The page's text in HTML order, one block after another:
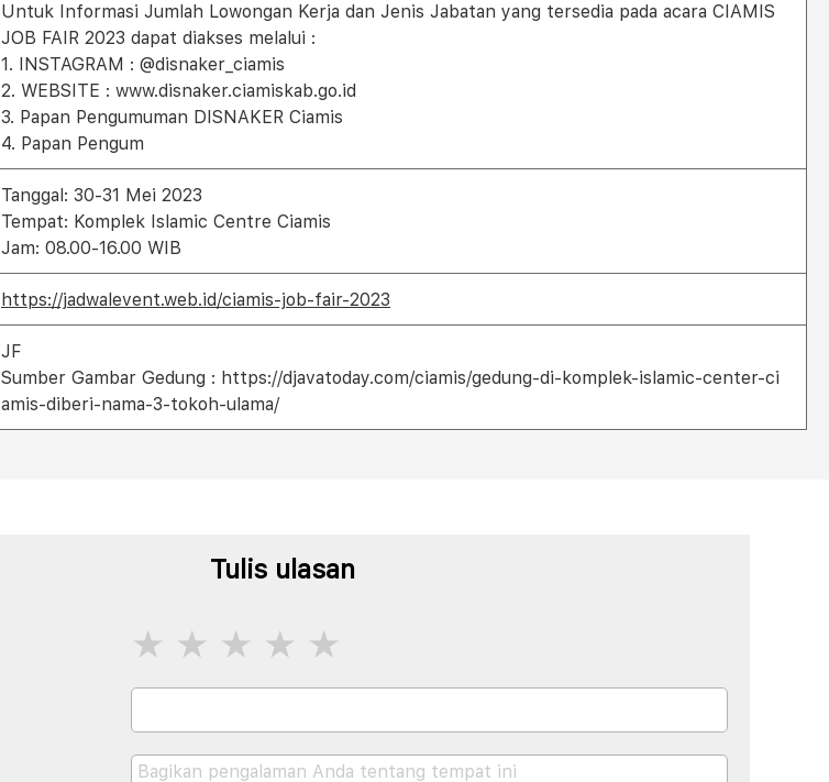
Untuk Informasi Jumlah Lowongan Kerja dan Jenis Jabatan yang tersedia pada acara CIAMIS
JOB FAIR 2023 dapat diakses melalui :
1. INSTAGRAM : @disnaker_ciamis
2. WEBSITE : www.disnaker.ciamiskab.go.id
3. Papan Pengumuman DISNAKER Ciamis
4. Papan Pengum
Tanggal: 30-31 Mei 2023
Tempat: Komplek Islamic Centre Ciamis
Jam: 08.00-16.00 WIB
https://jadwalevent.web.id/ciamis-job-fair-2023
JF
Sumber Gambar Gedung : https://djavatoday.com/ciamis/gedung-di-komplek-islamic-center-ci
amis-diberi-nama-3-tokoh-ulama/
Tulis ulasan